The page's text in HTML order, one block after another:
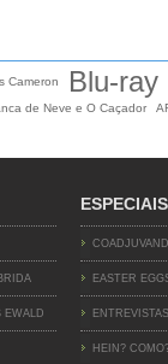
Cameron Blu-ray
de Neve e O Caçador
EWALD
ESPECIAIS
EASTER
ENTREVISTAS
HEIN?